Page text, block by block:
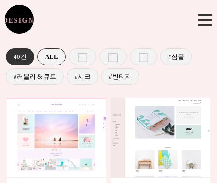
JMPICK DESIGN
로그인
후 이용해주세요.
공지사항
이용안내
QUESTION & REQUEST
문의 / 수정요청 / 작업의뢰 접수
40건 ALL #심플
#러블리 & 큐트 #시크 #빈티지